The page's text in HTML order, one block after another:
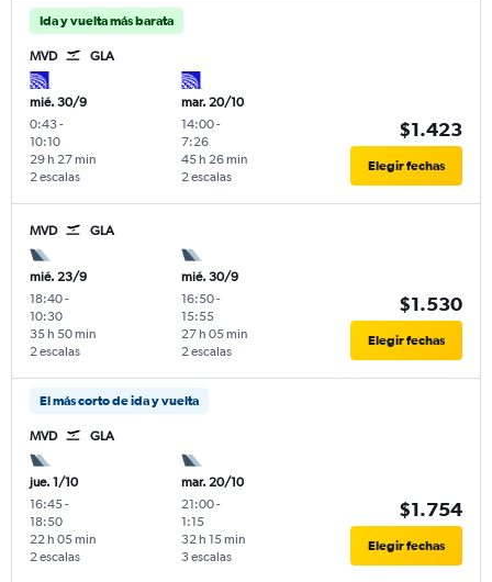
Ida y vuelta más barata
MVD GLA
mié. 30/9
0:43-
10:10
2 escalas
29 h 27 min
mar. 20/10
14:00-
7:26
2 escalas
45 h 26 min
$1.423
Elegir fechas
MVD GLA
mié. 23/9
18:40-
10:30
2 escalas
35 h 50 min
mié. 30/9
16:50-
15:55
2 escalas
27 h 05 min
$1.530
Elegir fechas
El más corto de ida y vuelta
MVD GLA
jue. 1/10
16:45-
18:50
2 escalas
22 h 05 min
mar. 20/10
21:00-
1:15
3 escalas
32 h 15 min
$1.754
Elegir fechas